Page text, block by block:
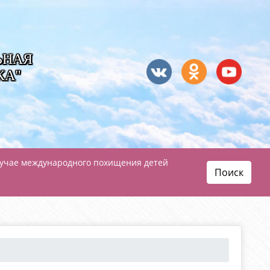
международного похищения детей
Поиск